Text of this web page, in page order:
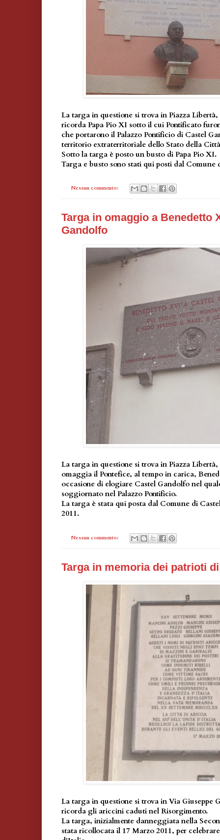
La targa in questione si trova in Piazza
ricorda Papa Pio XI sotto il cui Pontificato
che portarono il Palazzo Pontificio di Castel
territorio extraterritoriale dello Stato della
Sotto la targa è posto un busto di Papa Pio XI.
Targa e busto sono stati qui posti dal Comune
Nessun commento:
Targa in omaggio a Benedetto
Gandolfo
La targa in questione si trova in Piazza
omaggia il Pontefice, al tempo in carica,
occasione di elogiare Castel Gandolfo nel
soggiornato nel Palazzo Pontificio.
La targa è stata qui posta dal Comune di
2011.
Nessun commento:
Targa in memoria dei patrioti
La targa in questione si trova in Via Giuseppe
ricorda gli ariccini caduti nel Risorgimento.
La targa, inizialmente danneggiata nella
stata ricollocata il 17 Marzo 2011, per